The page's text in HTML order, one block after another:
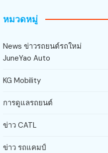
หมวดหมู่
News ข่าวรถยนต์รถใหม่
JuneYao Auto
KG Mobility
การดูแลรถยนต์
ข่าว CATL
ข่าว รถแคมป์